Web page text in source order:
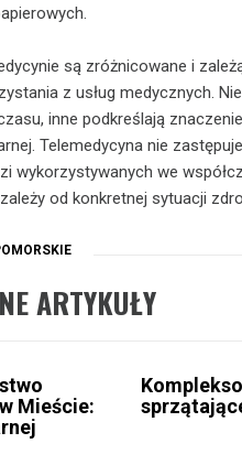
są zróżnicowane i
z usług medycznych.
inne podkreślają
Telemedycyna nie
wykorzystywanych we
od konkretnej sytuacji
ARTYKUŁY
Mieście: